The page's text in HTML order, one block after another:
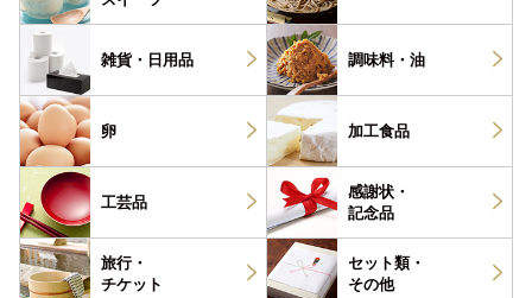
雑貨・ 日用品 調味料・ 油
卵 加工食品
工芸品
感謝状・
記念品
旅行・
チケット
セット類・
その他